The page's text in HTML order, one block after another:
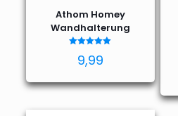
Athom Homey
Wandhalterung
mit
5.00
9,99